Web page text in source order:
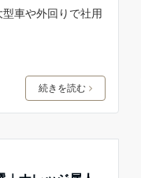
車や外回りで社用
続きを読む